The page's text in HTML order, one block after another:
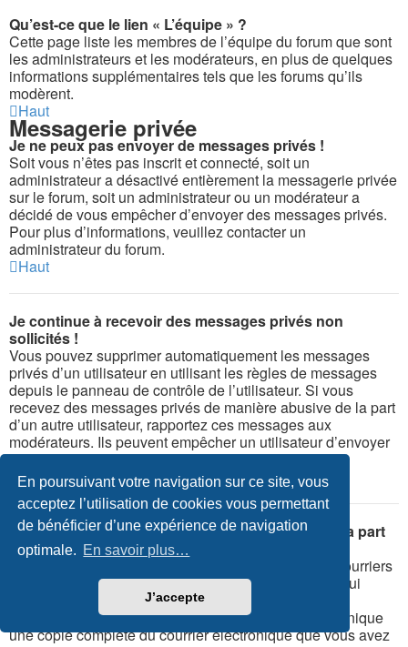
En poursuivant votre navigation sur ce site, vous
acceptez l’utilisation de cookies vous permettant
de bénéficier d’une expérience de navigation
optimale. En savoir plus…
J’accepte
Qu’est-ce que le lien « L’équipe » ?
Cette page liste les membres de l’équipe du forum que sont
les administrateurs et les modérateurs, en plus de quelques
informations supplémentaires tels que les forums qu’ils
modèrent.
Haut
Messagerie privée
Je ne peux pas envoyer de messages privés !
Soit vous n’êtes pas inscrit et connecté, soit un
administrateur a désactivé entièrement la messagerie privée
sur le forum, soit un administrateur ou un modérateur a
décidé de vous empêcher d’envoyer des messages privés.
Pour plus d’informations, veuillez contacter un
administrateur du forum.
Haut
Je continue à recevoir des messages privés non
sollicités !
Vous pouvez supprimer automatiquement les messages
privés d’un utilisateur en utilisant les règles de messages
depuis le panneau de contrôle de l’utilisateur. Si vous
recevez des messages privés de manière abusive de la part
d’un autre utilisateur, rapportez ces messages aux
modérateurs. Ils peuvent empêcher un utilisateur d’envoyer
des messages privés.
Haut
J’ai reçu un courrier électronique indésirable de la part
de quelqu’un sur ce forum !
Nous en sommes navrés. Le formulaire d’envoi de courriers
électroniques de ce forum possède des protections qui
essaient de repérer les utilisateurs envoyant de tels
messages. Vous devriez envoyer par courrier électronique
une copie complète du courrier électronique que vous avez